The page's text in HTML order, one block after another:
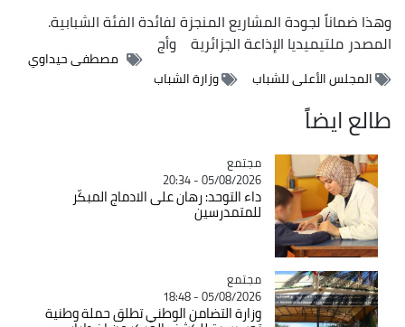
وهذا ضماناً لجودة المشاريع المنجزة لفائدة الفئة الشبابية.
المصدرملتيميديا الإذاعة الجزائرية وأج
مصطفى حيداوي
المجلس الأعلى للشباب
وزارة الشباب
طالع ايضاً
Catégorie
مجتمع
05/08/2026 - 20:34
داء التوحد: رهان على الادماج المبكّر
للمتمدرسين
Catégorie
مجتمع
05/08/2026 - 18:48
وزارة التضامن الوطني تطلق حملة وطنية